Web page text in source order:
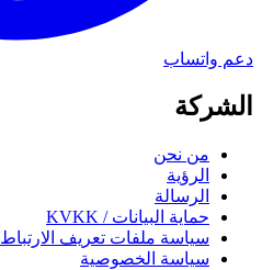
دعم واتساب
الشركة
من نحن
الرؤية
الرسالة
حماية البيانات / KVKK
سياسة ملفات تعريف الارتباط
سياسة الخصوصية